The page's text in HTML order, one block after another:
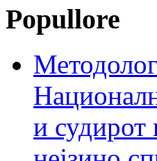
Popullore
и судирот